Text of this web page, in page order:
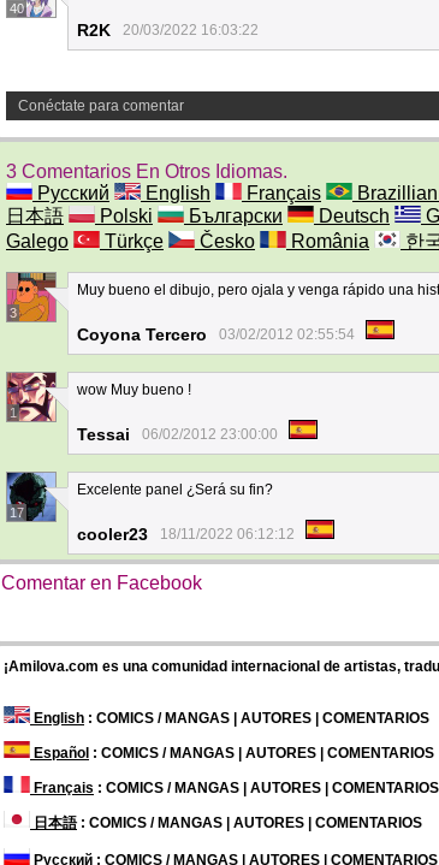
40
R2K 20/03/2022 16:03:22
Conéctate para comentar
3 Comentarios En Otros Idiomas.
Русский
English Français
日本語
Polski Български Deutsch
Galego
Türkçe Česko România 한
3
Muy bueno el dibujo, pero ojala y venga rápido una
Coyona Tercero 03/02/2012 02:55:54
1
wow Muy bueno !
Tessai 06/02/2012 23:00:00
17
Excelente panel ¿Será su fin?
cooler23 18/11/2022 06:12:12
Comentar en Facebook
¡Amilova.com es una comunidad internacional de artistas,
English : COMICS / MANGAS | AUTORES | COMENTARIOS
Español : COMICS / MANGAS | AUTORES | COMENTARIOS
Français : COMICS / MANGAS | AUTORES | COMENTARIOS
日本語: COMICS / MANGAS | AUTORES | COMENTARIOS
Русский : COMICS / MANGAS | AUTORES | COMENTARIOS